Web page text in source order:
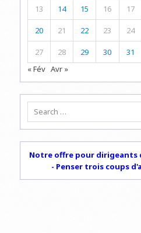
13 14 15 16 17
20 21 22 23 24
27 28 29 30
31
« Fév Avr »
Search
Notre offre pour dirigeants
- Penser trois coups